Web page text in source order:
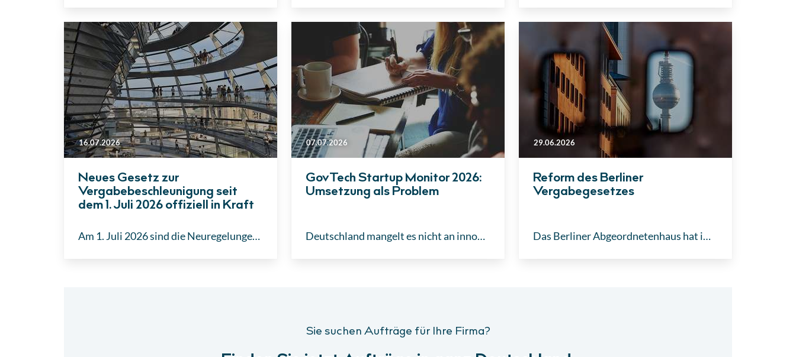
16.07.2026
Neues Gesetz zur
Vergabebeschleunigung seit
dem 1. Juli 2026 offiziell in Kraft
Am 1. Juli 2026 sind die Neuregelungen des Vergabebeschleunigungsgesetzes in Kraft getreten. Das Gesetz zielt auf die Vereinfachung öffentlicher Beschaffungsprozesse ab und umfasst unter anderem angehobene Wertgrenzen, Änderungen bei der Eignungsprüfung sowie Modifikationen im Nachprüfungsverfahren.
07.07.2026
GovTech Startup Monitor 2026:
Umsetzung als Problem
Deutschland mangelt es nicht an innovativen GovTech-Lösungen. Doch in der öffentlichen Verwaltung kommen sie noch zu selten an. Der aktuelle „GovTech Startup Monitor 2026“ verdeutlicht: Komplexe Ausschreibungen, lange Verfahren und starre Eignungskriterien schrecken junge Anbieter ab.
29.06.2026
Reform des Berliner
Vergabegesetzes
Das Berliner Abgeordnetenhaus hat im Juni 2026 eine weitreichende Reform des Berliner Ausschreibungs- und Vergabegesetzes (BerlAVG) verabschiedet. Mit den Stimmen der schwarz-roten Koalition stimmte das Parlament für eine signifikante Erhöhung der Schwellenwerte, um öffentliche Investitionen und Vergabeverfahren in der Hauptstadt spürbar zu beschleunigen.
Sie suchen Aufträge für Ihre Firma?